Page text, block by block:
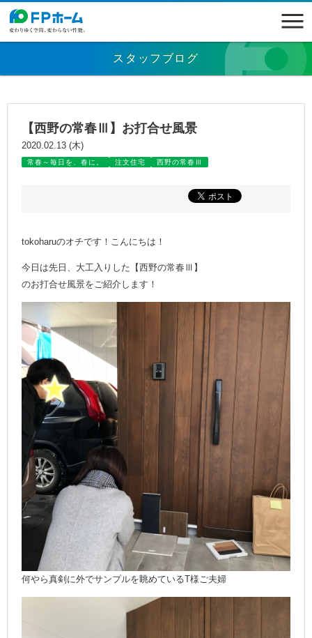
スタッフブログ
【西野の常春Ⅲ】お打合せ風景
2020.02.13 (木)
常春～毎日を、春に。 注文住宅 西野の常春Ⅲ
tokoharuのオチです！こんにちは！
今日は先日、大工入りした【西野の常春Ⅲ】
のお打合せ風景をご紹介します！
何やら真剣に外でサンプルを眺めているT様ご夫婦